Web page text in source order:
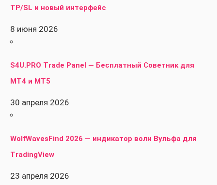
TP/SL и новый интерфейс
8 июня 2026
S4U.PRO Trade Panel — Бесплатный Советник для
MT4 и MT5
30 апреля 2026
WolfWavesFind 2026 — индикатор волн Вульфа для
TradingView
23 апреля 2026